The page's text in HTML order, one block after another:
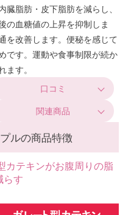
脂肪・皮下脂肪を減らし、
の血糖値の上昇を抑制しま
を改善します。便秘を感じて
です。運動や食事制限が続か
す。
口コミ
関連商品
ルの商品特徴
テキンがお腹周りの脂
らす